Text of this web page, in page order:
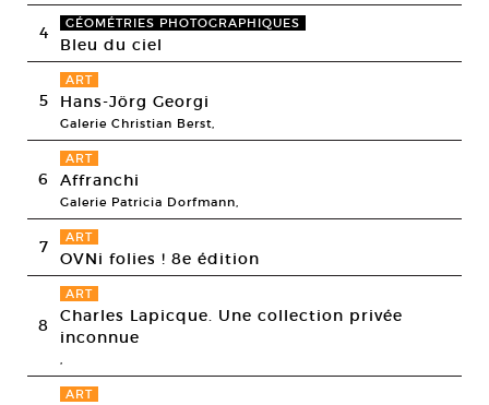
4 GÉOMÉTRIES PHOTOGRAPHIQUES
Bleu du ciel
5
ART
Hans-Jörg Georgi
Galerie Christian Berst,
6
ART
Affranchi
Galerie Patricia Dorfmann,
7 ART
OVNi folies ! 8e édition
8
ART
Charles Lapicque. Une collection privée
inconnue
,
ART